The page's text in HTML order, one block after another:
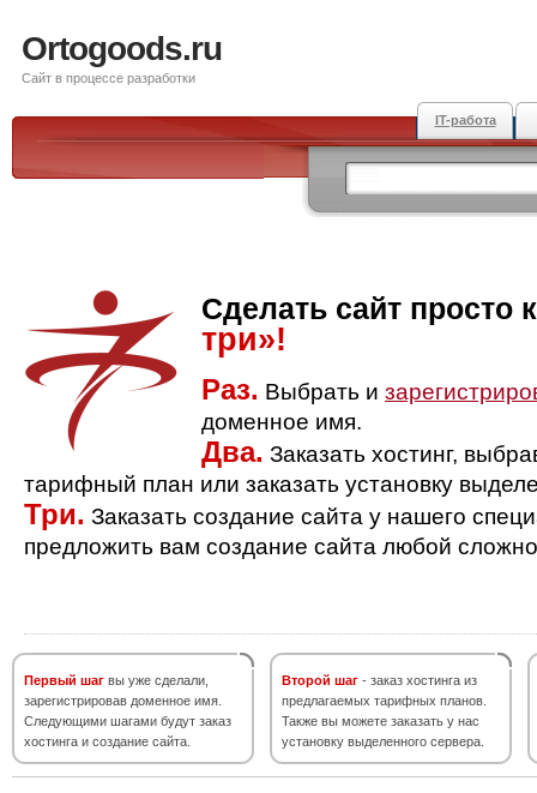
Ortogoods.ru
Сайт в процессе разработки
IT-работа
Сделать сайт просто
три»!
Раз. Выбрать и
доменное имя.
Два. Заказать хостинг,
тарифный план или заказать установку
Три. Заказать создание сайта у нашего
предложить вам создание сайта любой
Первый шаг вы уже сделали,
зарегистрировав доменное имя.
Следующими шагами будут заказ
хостинга и создание сайта.
Второй шаг - заказ хостинга из
предлагаемых тарифных планов.
Также вы можете заказать у нас
установку выделенного сервера.